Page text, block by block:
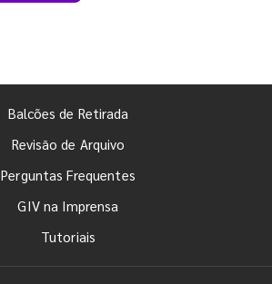
Balcões de Retirada
Revisão de Arquivo
Perguntas Frequentes
GIV na Imprensa
Tutoriais